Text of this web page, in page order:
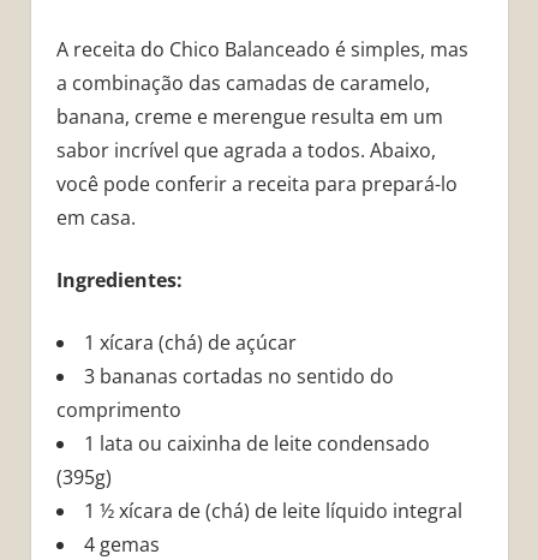
A receita do Chico Balanceado é simples, mas
a combinação das camadas de caramelo,
banana, creme e merengue resulta em um
sabor incrível que agrada a todos. Abaixo,
você pode conferir a receita para prepará-lo
em casa.
Ingredientes:
1 xícara (chá) de açúcar
3 bananas cortadas no sentido do
comprimento
1 lata ou caixinha de leite condensado
(395g)
1 ½ xícara de (chá) de leite líquido integral
4 gemas